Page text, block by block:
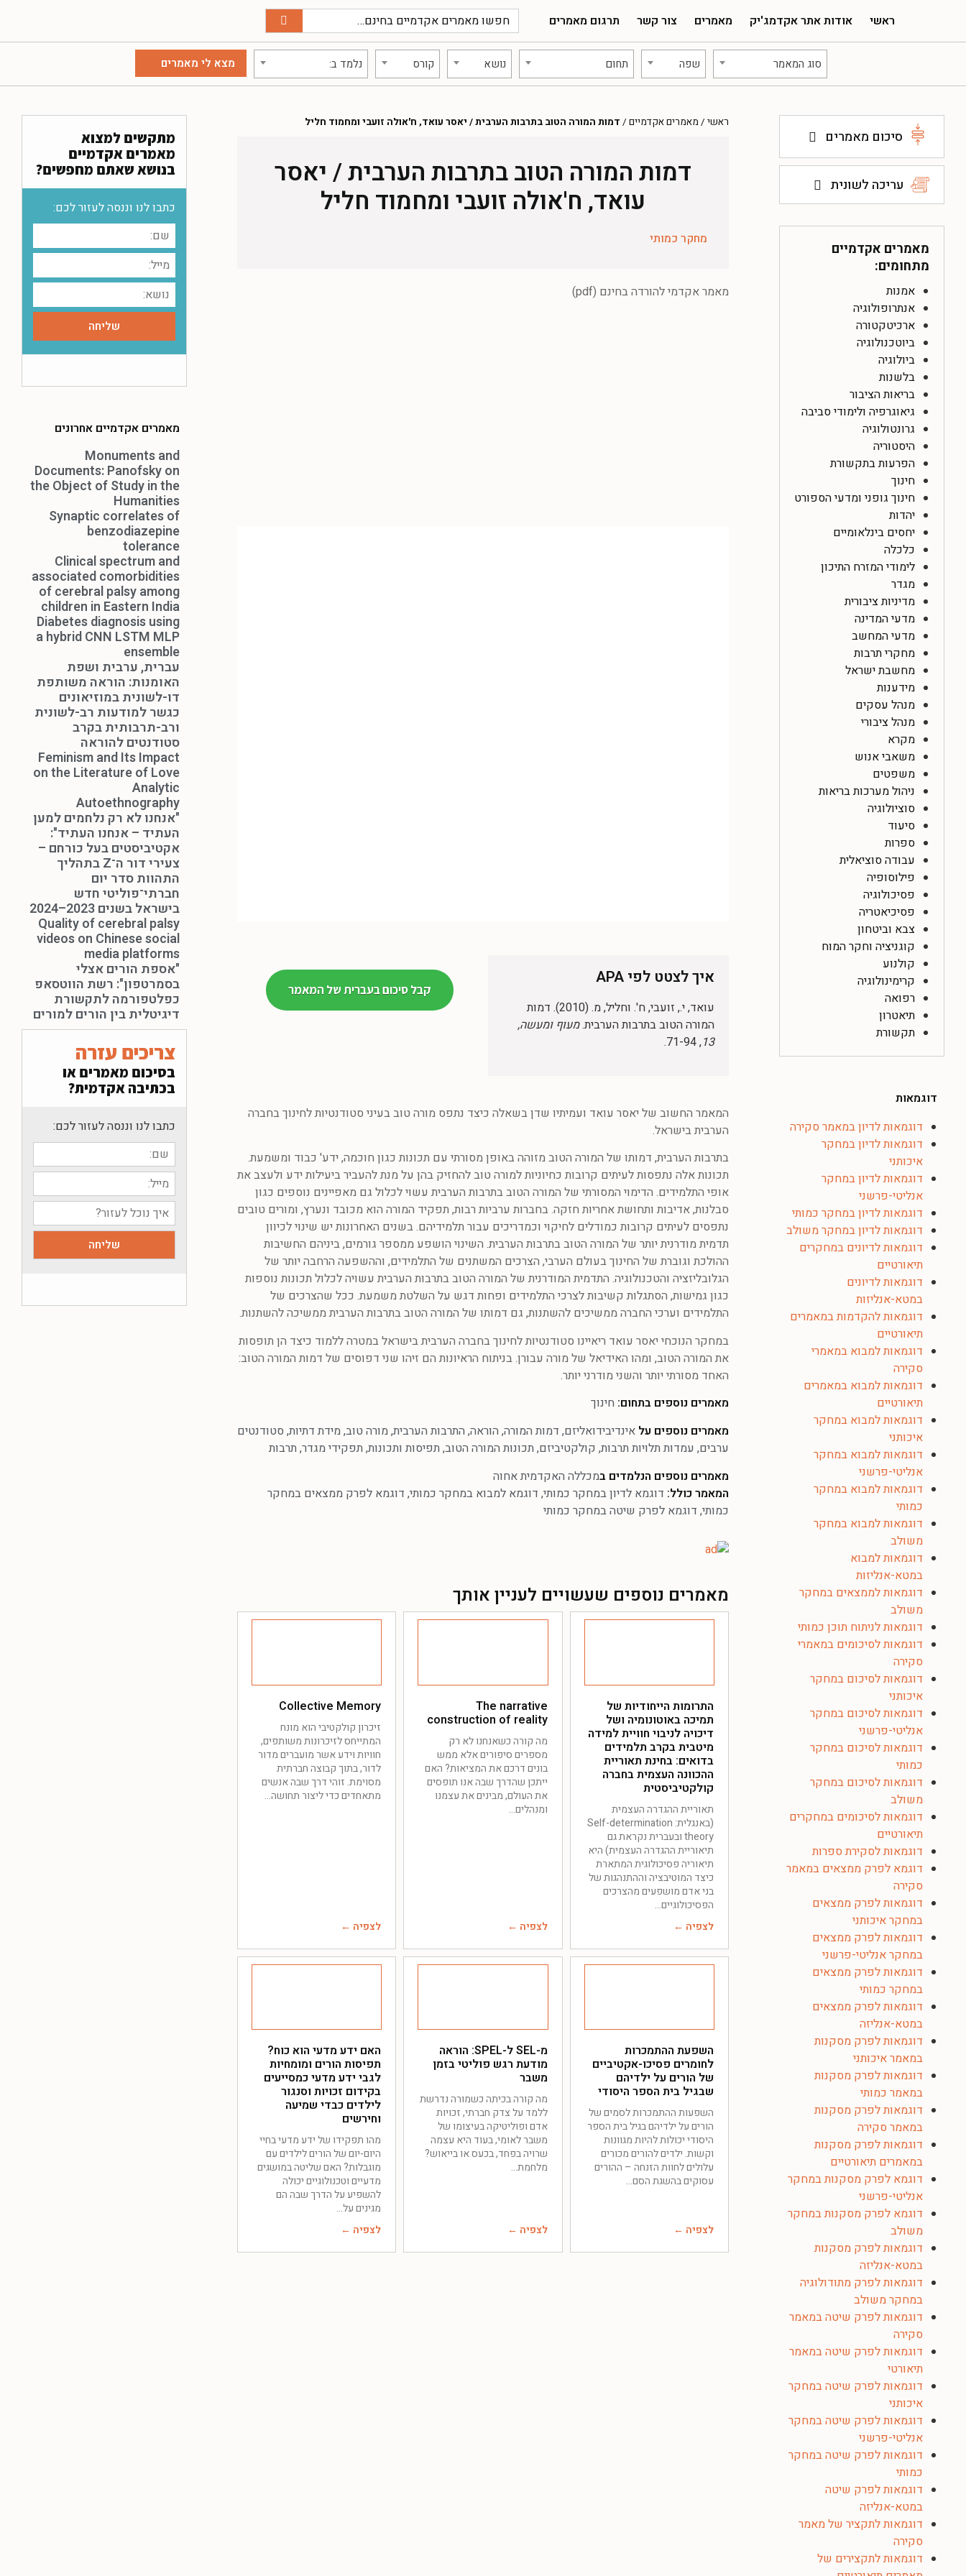
ראשי אודות אתר אקדמג'יק מאמרים צור קשר תרגום מאמרים
סוג המאמר שפה תחום נושא קורס נלמד ב:
סיכום מאמרים
עריכה לשונית
מאמרים אקדמיים
מתחומים:
אמנות
אנתרופולוגיה
ארכיטקטורה
ביוטכנולוגיה
ביולוגיה
בלשנות
בריאות הציבור
גיאוגרפיה ולימודי סביבה
גרונטולוגיה
היסטוריה
הפרעות בתקשורת
חינוך
חינוך גופני ומדעי הספורט
יהדות
יחסים בינלאומיים
כלכלה
לימודי המזרח התיכון
מגדר
מדיניות ציבורית
מדעי המדינה
מדעי המחשב
מחקרי תרבות
מחשבת ישראל
מידענות
מנהל עסקים
מנהל ציבורי
מקרא
משאבי אנוש
משפטים
ניהול מערכות בריאות
סוציולוגיה
סיעוד
ספרות
עבודה סוציאלית
פילוסופיה
פסיכולוגיה
פסיכיאטריה
צבא וביטחון
קוגניציה וחקר המוח
קולנוע
קרימינולוגיה
רפואה
תיאטרון
תקשורת
דוגמאות
דוגמאות לדיון במאמר סקירה
דוגמאות לדיון במחקר
איכותני
דוגמאות לדיון במחקר
אנליטי-פרשני
דוגמאות לדיון במחקר כמותי
דוגמאות לדיון במחקר משולב
דוגמאות לדיונים במחקרים
תיאורטיים
דוגמאות לדיונים
במטא-אנליזות
דוגמאות להקדמות במאמרים
תיאורטיים
דוגמאות למבוא במאמרי
סקירה
דוגמאות למבוא במאמרים
תיאורטיים
דוגמאות למבוא במחקר
איכותני
דוגמאות למבוא במחקר
אנליטי-פרשני
דוגמאות למבוא במחקר
כמותי
דוגמאות למבוא במחקר
משולב
דוגמאות למבוא
במטא-אנליזות
דוגמאות לממצאים במחקר
משולב
דוגמאות לניתוח תוכן כמותי
דוגמאות לסיכומים במאמרי
סקירה
דוגמאות לסיכום במחקר
איכותני
דוגמאות לסיכום במחקר
אנליטי-פרשני
דוגמאות לסיכום במחקר
כמותי
דוגמאות לסיכום במחקר
משולב
דוגמאות לסיכומים במחקרים
תיאורטיים
דוגמאות לסקירת ספרות
דוגמא לפרק ממצאים במאמר
סקירה
דוגמאות לפרק ממצאים
במחקר איכותני
דוגמאות לפרק ממצאים
במחקר אנליטי-פרשני
דוגמאות לפרק ממצאים
במחקר כמותי
דוגמאות לפרק ממצאים
במטא-אנליזה
דוגמאות לפרק מסקנות
במאמר איכותני
דוגמאות לפרק מסקנות
במאמר כמותי
דוגמאות לפרק מסקנות
במאמר סקירה
דוגמאות לפרק מסקנות
במאמרים תיאורטיים
דוגמא לפרק מסקנות במחקר
אנליטי-פרשני
דוגמא לפרק מסקנות במחקר
משולב
דוגמאות לפרק מסקנות
במטא-אנליזה
דוגמאות לפרק מתודולוגיה
במחקר משולב
דוגמאות לפרק שיטה במאמר
סקירה
דוגמאות לפרק שיטה במאמר
תיאורטי
דוגמאות לפרק שיטה במחקר
איכותני
דוגמאות לפרק שיטה במחקר
אנליטי-פרשני
דוגמאות לפרק שיטה במחקר
כמותי
דוגמאות לפרק שיטה
במטא-אנליזה
דוגמאות לתקציר של מאמר
סקירה
דוגמאות לתקצירים של
ראשי / מאמרים אקדמיים / דמות המורה הטוב בתרבות הערבית / יאסר עואד, ח'אולה זועבי ומחמוד חליל
דמות המורה הטוב בתרבות הערבית / יאסר
עואד, ח'אולה זועבי ומחמוד חליל
מחקר כמותי
מאמר אקדמי להורדה בחינם (pdf)
איך לצטט לפי APA
עואד, י., זועבי, ח'. וחליל, מ. (2010). דמות
המורה הטוב בתרבות הערבית.מעוף ומעשה,
13
, 71-94.
קבל סיכום בעברית של המאמר
המאמר החשוב של יאסר עואד ועמיתיו שדן בשאלה כיצד נתפס מורה טוב בעיני סטודנטיות לחינוך בחברה
הערבית בישראל.
בתרבות הערבית, דמותו של המורה הטוב מזוהה באופן מסורתי עם תכונות כגון חוכמה, ידע' כבוד ומשמעת.
תכונות אלה נתפסות לעיתים קרובות כחיוניות למורה טוב להחזיק בהן על מנת להעביר ביעילות ידע ולעצב את
אופי התלמידים. הדימוי המסורתי של המורה הטוב בתרבות הערבית עשוי לכלול גם מאפיינים נוספים כגון
סבלנות, אדיבות ותחושת אחריות חזקה. בחברות ערביות רבות, תפקיד המורה הוא מכובד ונערץ, ומורים טובים
נתפסים לעיתים קרובות כמודלים לחיקוי וכמדריכים עבור תלמידיהם. בשנים האחרונות יש שינוי לכיוון
תדמית מודרנית יותר של המורה הטוב בתרבות הערבית. השינוי הושפע ממספר גורמים, ביניהם החשיבות
ההולכת וגוברת של החינוך בעולם הערבי, הצרכים המשתנים של התלמידים, וההשפעה הרחבה יותר של
הגלובליזציה והטכנולוגיה. התדמית המודרנית של המורה הטוב בתרבות הערבית עשויה לכלול תכונות נוספות
כגון גמישות, הסתגלות קשיבות לצרכי התלמידים ופחות דגש על השלטת משמעת. ככל שהצרכים של
התלמידים וערכי החברה ממשיכים להשתנות, גם דמותו של המורה הטוב בתרבות הערבית ממשיכה להשתנות.
במחקר הנוכחי יאסר עואד ריאיינו סטודנטיות לחינוך בחברה הערבית בישראל במטרה ללמוד כיצד הן תופסות
את המורה הטוב, ומהו האידיאל של מורה עבורן. בניתוח הראיונות הם זיהו שני דפוסים של דמות המורה הטוב:
האחד מסורתי יותר והשני מודרני יותר.
מאמרים נוספים בתחום: חינוך
מאמרים נוספים על אינדיבידואליזם, דמות המורה, הוראה, התרבות הערבית,מורה טוב,מידת דתיות, סטודנטים
ערבים, עמדות תלויות תרבות, קולקטיביזם, תכונות המורה הטוב, תפיסות ותכונות, תפקידי מגדר, תרבות
מאמרים נוספים הנלמדים במכללה האקדמית אחוה
המאמר כולל: דוגמא לדיון במחקר כמותי, דוגמא למבוא במחקר כמותי, דוגמא לפרק ממצאים במחקר
כמותי, דוגמא לפרק שיטה במחקר כמותי
מאמרים נוספים שעשויים לעניין אותך
התרומות הייחודיות של
תמיכה באוטונומיה ושל
דיכויה לניבוי חוויית למידה
מיטבית בקרב תלמידים
בדואים: בחינת תאוריית
ההכוונה העצמית בחברה
קולקטיביסטית
תאוריית ההגדרה העצמית
(באנגלית: Self-determination
theory ובעברית נקראת גם
תיאוריית ההגדרה העצמית) היא
תיאוריה פסיכולוגית המתארת
כיצד המוטיבציה וההתנהגות של
בני אדם מושפעים מהצרכים
הפסיכולוגיים
לצפיה ←
The narrative
construction of reality
מה קורה כשאנחנו לא רק
מספרים סיפורים אלא ממש
בונים דרכם את המציאות? האם
ייתכן שהדרך שבה אנו תופסים
את העולם, מבינים את עצמנו
ומנהלים
לצפיה ←
Collective Memory
זיכרון קולקטיבי הוא מונח
המתייחס לזיכרונות משותפים,
חוויות וידע אשר מועברים מדור
לדור, בתוך קבוצה חברתית
מסוימת. זוהי דרך שבה אנשים
מתאחדים כדי ליצור תחושה
לצפיה ←
השפעת ההתמכרות
לחומרים פסיכו-אקטיביים
של הורים על ילדיהם
שבגיל בית הספר היסודי
השפעות ההתמכרות לסמים של
הורים על ילדיהם בגיל בית הספר
היסודי יכולות להיות מגוונות
וקשות. ילדים להורים מכורים
עלולים לחוות הזנחה – ההורים
עסוקים בהשגת הסם
לצפיה ←
מ-SEL ל-SPEL: הוראה
מודעת רגש פוליטי בזמן
משבר
מה קורה בכיתה כשמורה נדרשת
ללמד על צדק חברתי, זכויות
אדם ופוליטיקה בעיצומו של
משבר לאומי, בעוד היא עצמה
שרויה בפחד, בכעס או בייאוש?
מלחמת
לצפיה ←
האם ידע מדעי הוא כוח?
תפיסות הורים ומומחיות
לגבי ידע מדעי כמסייעים
בקידום זכויות וסנגור
לילדים כבדי שמיעה
וחירשים
מהו תפקידו של ידע מדעי בחיי
היום-יום של הורים לילדים עם
מוגבלות? האם שליטה במושגים
מדעיים וטכנולוגיים יכולה
להשפיע על הדרך שבה הם
מגינים על
לצפיה ←
מתקשים למצוא
מאמרים אקדמיים
בנושא שאתם מחפשים?
כתבו לנו וננסה לעזור לכם:
מאמרים אקדמיים אחרונים
Monuments and
Documents: Panofsky on
the Object of Study in the
Humanities
Synaptic correlates of
benzodiazepine
tolerance
Clinical spectrum and
associated comorbidities
of cerebral palsy among
children in Eastern India
Diabetes diagnosis using
a hybrid CNN LSTM MLP
ensemble
עברית, ערבית ושפת
האומנות: הוראה משותפת
דו-לשונית במוזיאונים
כגשר למודעות רב-לשונית
ורב-תרבותית בקרב
סטודנטים להוראה
Feminism and Its Impact
on the Literature of Love
Analytic
Autoethnography
"אנחנו לא רק נלחמים למען
העתיד – אנחנו העתיד":
אקטיביסטים בעל כורחם –
צעירי דור ה־Z בתהליך
התהוות סדר יום
חברתי־פוליטי חדש
בישראל בשנים 2023–2024
Quality of cerebral palsy
videos on Chinese social
media platforms
"אספת הורים אצלי
בסמרטפון": רשת הווטסאפ
כפלטפורמה לתקשורת
דיגיטלית בין הורים למורים
צריכים עזרה
בסיכום מאמרים או
בכתיבה אקדמית?
כתבו לנו וננסה לעזור לכם: